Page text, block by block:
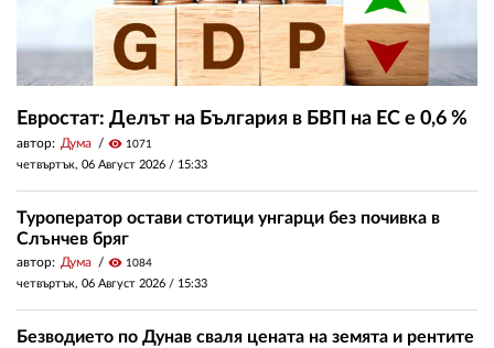
Евростат: Делът на България в БВП на ЕС е 0,6 %
автор: Дума visibility 1071
четвъртък, 06 Август 2026 / 15:33
Туроператор остави стотици унгарци без почивка в
Слънчев бряг
автор: Дума visibility 1084
четвъртък, 06 Август 2026 / 15:33
Безводието по Дунав сваля цената на земята и рентите